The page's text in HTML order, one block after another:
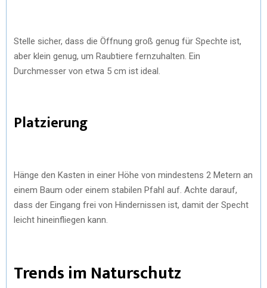
Stelle sicher, dass die Öffnung groß genug für Spechte ist,
aber klein genug, um Raubtiere fernzuhalten. Ein
Durchmesser von etwa 5 cm ist ideal.
Platzierung
Hänge den Kasten in einer Höhe von mindestens 2 Metern an
einem Baum oder einem stabilen Pfahl auf. Achte darauf,
dass der Eingang frei von Hindernissen ist, damit der Specht
leicht hineinfliegen kann.
Trends im Naturschutz